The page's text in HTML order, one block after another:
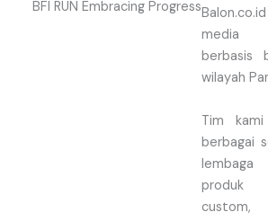
media
berbasis
wilayah
Tim
berbagai
produk